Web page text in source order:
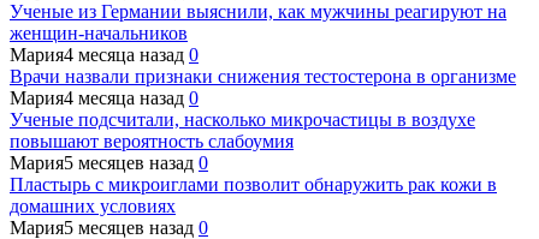
Ученые из Германии выяснили, как мужчины реагируют на
женщин-начальников
Мария4 месяца назад 0
Врачи назвали признаки снижения тестостерона в организме
Мария4 месяца назад 0
Ученые подсчитали, насколько микрочастицы в воздухе
повышают вероятность слабоумия
Мария5 месяцев назад 0
Пластырь с микроиглами позволит обнаружить рак кожи в
домашних условиях
Мария5 месяцев назад 0